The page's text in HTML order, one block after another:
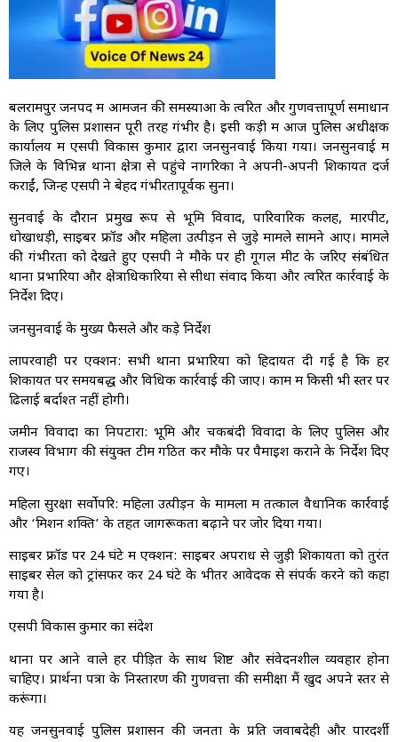
बलरामपुर जनपद में आमजन की समस्याओं के त्वरित और गुणवत्तापूर्ण समाधान
के लिए पुलिस प्रशासन पूरी तरह गंभीर है। इसी कड़ी में आज पुलिस अधीक्षक
कार्यालय में एसपी विकास कुमार द्वारा जनसुनवाई किया गया। जनसुनवाई में
जिले के विभिन्न थाना क्षेत्रों से पहुंचे नागरिकों ने अपनी-अपनी शिकायतें दर्ज
कराईं, जिन्हें एसपी ने बेहद गंभीरतापूर्वक सुना।
सुनवाई के दौरान प्रमुख रूप से भूमि विवाद, पारिवारिक कलह, मारपीट,
धोखाधड़ी, साइबर फ्रॉड और महिला उत्पीड़न से जुड़े मामले सामने आए। मामले
की गंभीरता को देखते हुए एसपी ने मौके पर ही गूगल मीट के जरिए संबंधित
थाना प्रभारियों और क्षेत्राधिकारियों से सीधा संवाद किया और त्वरित कार्रवाई के
निर्देश दिए।
जनसुनवाई के मुख्य फैसले और कड़े निर्देश
लापरवाही पर एक्शन: सभी थाना प्रभारियों को हिदायत दी गई है कि हर
शिकायत पर समयबद्ध और विधिक कार्रवाई की जाए। काम में किसी भी स्तर पर
ढिलाई बर्दाश्त नहीं होगी।
जमीन विवादों का निपटारा: भूमि और चकबंदी विवादों के लिए पुलिस और
राजस्व विभाग की संयुक्त टीम गठित कर मौके पर पैमाइश कराने के निर्देश दिए
गए।
महिला सुरक्षा सर्वोपरि: महिला उत्पीड़न के मामलों में तत्काल वैधानिक कार्रवाई
और ‘मिशन शक्ति’ के तहत जागरूकता बढ़ाने पर जोर दिया गया।
साइबर फ्रॉड पर 24 घंटे में एक्शन: साइबर अपराध से जुड़ी शिकायतों को तुरंत
साइबर सेल को ट्रांसफर कर 24 घंटे के भीतर आवेदक से संपर्क करने को कहा
गया है।
एसपी विकास कुमार का संदेश
थानों पर आने वाले हर पीड़ित के साथ शिष्ट और संवेदनशील व्यवहार होना
चाहिए। प्रार्थना पत्रों के निस्तारण की गुणवत्ता की समीक्षा मैं खुद अपने स्तर से
करूंगा।
यह जनसुनवाई पुलिस प्रशासन की जनता के प्रति जवाबदेही और पारदर्शी